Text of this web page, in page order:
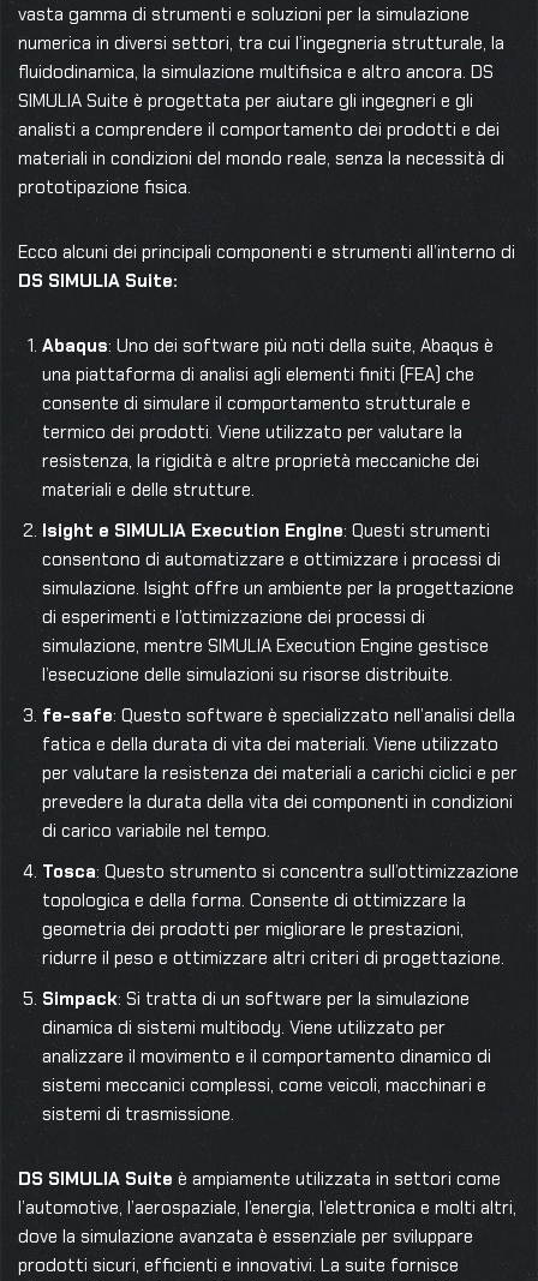
vasta gamma di strumenti e soluzioni per la simulazione
numerica in diversi settori, tra cui l’ingegneria strutturale, la
fluidodinamica, la simulazione multifisica e altro ancora. DS
SIMULIA Suite è progettata per aiutare gli ingegneri e gli
analisti a comprendere il comportamento dei prodotti e dei
materiali in condizioni del mondo reale, senza la necessità di
prototipazione fisica.
Ecco alcuni dei principali componenti e strumenti all’interno di
DS SIMULIA Suite:
Abaqus: Uno dei software più noti della suite, Abaqus è
una piattaforma di analisi agli elementi finiti (FEA) che
consente di simulare il comportamento strutturale e
termico dei prodotti. Viene utilizzato per valutare la
resistenza, la rigidità e altre proprietà meccaniche dei
materiali e delle strutture.
Isight e SIMULIA Execution Engine: Questi strumenti
consentono di automatizzare e ottimizzare i processi di
simulazione. Isight offre un ambiente per la progettazione
di esperimenti e l’ottimizzazione dei processi di
simulazione, mentre SIMULIA Execution Engine gestisce
l’esecuzione delle simulazioni su risorse distribuite.
fe-safe: Questo software è specializzato nell’analisi della
fatica e della durata di vita dei materiali. Viene utilizzato
per valutare la resistenza dei materiali a carichi ciclici e per
prevedere la durata della vita dei componenti in condizioni
di carico variabile nel tempo.
Tosca: Questo strumento si concentra sull’ottimizzazione
topologica e della forma. Consente di ottimizzare la
geometria dei prodotti per migliorare le prestazioni,
ridurre il peso e ottimizzare altri criteri di progettazione.
Simpack: Si tratta di un software per la simulazione
dinamica di sistemi multibody. Viene utilizzato per
analizzare il movimento e il comportamento dinamico di
sistemi meccanici complessi, come veicoli, macchinari e
sistemi di trasmissione.
DS SIMULIA Suite è ampiamente utilizzata in settori come
l’automotive, l’aerospaziale, l’energia, l’elettronica e molti altri,
dove la simulazione avanzata è essenziale per sviluppare
prodotti sicuri, efficienti e innovativi. La suite fornisce